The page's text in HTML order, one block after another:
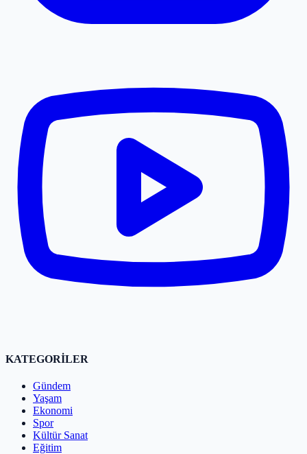
KATEGORİLER
Gündem
Yaşam
Ekonomi
Spor
Kültür Sanat
Eğitim